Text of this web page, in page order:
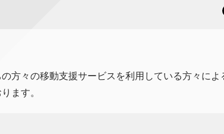
方々の移動支援サービスを利用している方々によ
ます。